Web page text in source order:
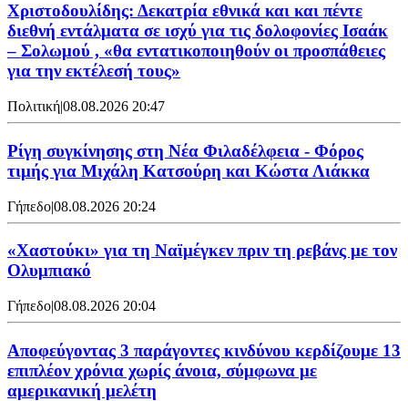
Χριστοδουλίδης: Δεκατρία εθνικά και και πέντε
διεθνή εντάλματα σε ισχύ για τις δολοφονίες Ισαάκ
– Σολωμού , «θα εντατικοποιηθούν οι προσπάθειες
για την εκτέλεσή τους»
Πολιτική|08.08.2026 20:47
Ρίγη συγκίνησης στη Νέα Φιλαδέλφεια - Φόρος
τιμής για Μιχάλη Κατσούρη και Κώστα Λιάκκα
Γήπεδο|08.08.2026 20:24
«Χαστούκι» για τη Ναϊμέγκεν πριν τη ρεβάνς με τον
Ολυμπιακό
Γήπεδο|08.08.2026 20:04
Αποφεύγοντας 3 παράγοντες κινδύνου κερδίζουμε 13
επιπλέον χρόνια χωρίς άνοια, σύμφωνα με
αμερικανική μελέτη